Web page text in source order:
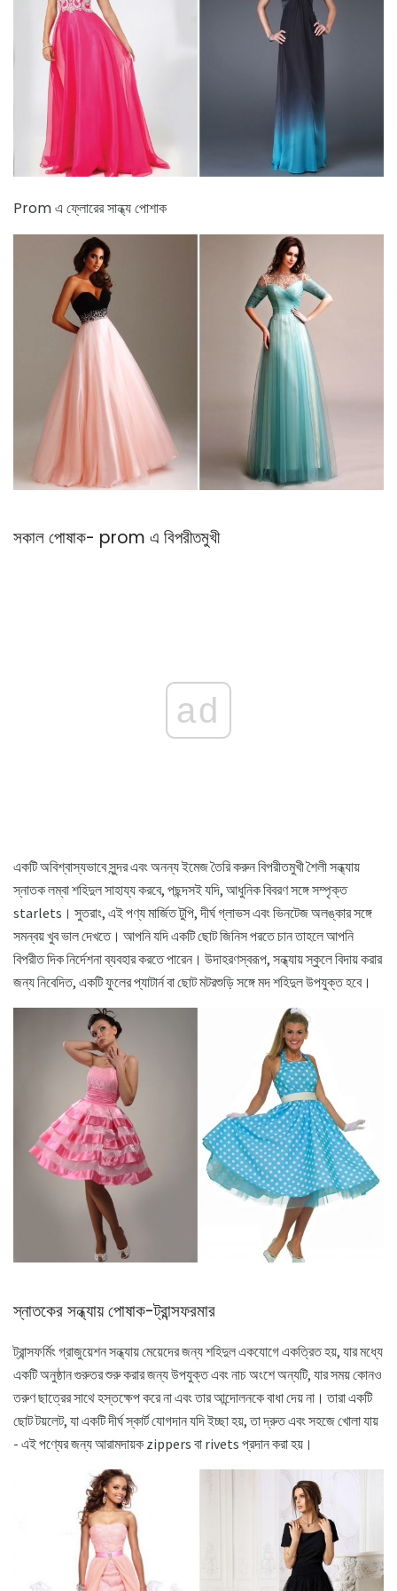
Prom এ ফ্লোরের সান্ধ্য পোশাক
সকাল পোষাক- prom এ বিপরীতমুখী
ad
একটি অবিশ্বাস্যভাবে সুন্দর এবং অনন্য ইমেজ তৈরি করুন বিপরীতমুখী শৈলী সন্ধ্যায়
স্নাতক লম্বা শহিদুল সাহায্য করবে, পছন্দসই যদি, আধুনিক বিবরণ সঙ্গে সম্পৃক্ত
starlets। সুতরাং, এই পণ্য মার্জিত টুপি, দীর্ঘ গ্লাভস এবং ভিনটেজ অলঙ্কার সঙ্গে
সমন্বয় খুব ভাল দেখতে। আপনি যদি একটি ছোট জিনিস পরতে চান তাহলে আপনি
বিপরীত দিক নির্দেশনা ব্যবহার করতে পারেন। উদাহরণস্বরূপ, সন্ধ্যায় স্কুলে বিদায় করার
জন্য নিবেদিত, একটি ফুলের প্যাটার্ন বা ছোট মটরশুড়ি সঙ্গে মদ শহিদুল উপযুক্ত হবে।
স্নাতকের সন্ধ্যায় পোষাক-ট্রান্সফরমার
ট্রান্সফর্মিং গ্রাজুয়েশন সন্ধ্যায় মেয়েদের জন্য শহিদুল একযোগে একত্রিত হয়, যার মধ্যে
একটি অনুষ্ঠান গুরুতর শুরু করার জন্য উপযুক্ত এবং নাচ অংশে অন্যটি, যার সময় কোনও
তরুণ ছাত্রের সাথে হস্তক্ষেপ করে না এবং তার আন্দোলনকে বাধা দেয় না। তারা একটি
ছোট টয়লেট, যা একটি দীর্ঘ স্কার্ট যোগদান যদি ইচ্ছা হয়, তা দ্রুত এবং সহজে খোলা যায়
- এই পণ্যের জন্য আরামদায়ক zippers বা rivets প্রদান করা হয়।